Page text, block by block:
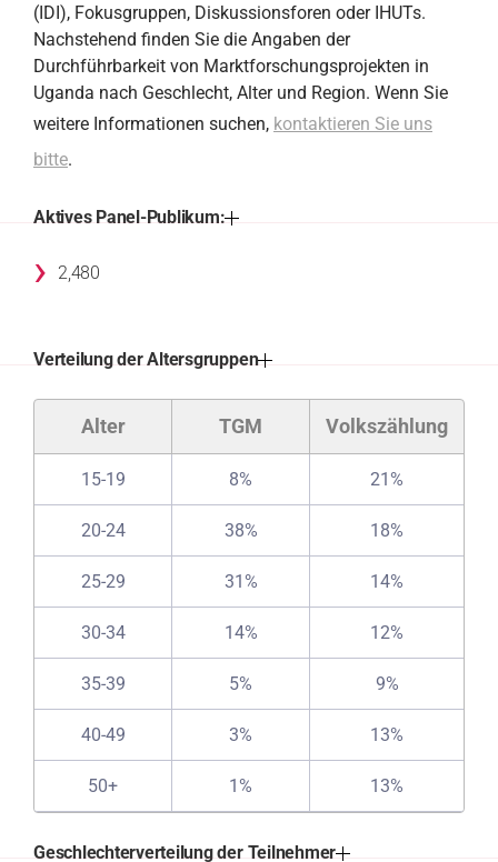
(IDI), Fokusgruppen, Diskussionsforen oder IHUTs.
Nachstehend finden Sie die Angaben der
Durchführbarkeit von Marktforschungsprojekten in
Uganda nach Geschlecht, Alter und Region. Wenn Sie
weitere Informationen suchen, kontaktieren Sie uns
bitte.
Aktives Panel-Publikum:
› 2,480
Verteilung der Altersgruppen
Alter TGM Volkszählung
15-19 8% 21%
20-24 38% 18%
25-29 31% 14%
30-34 14% 12%
35-39 5% 9%
40-49 3% 13%
50+ 1% 13%
Geschlechterverteilung der Teilnehmer